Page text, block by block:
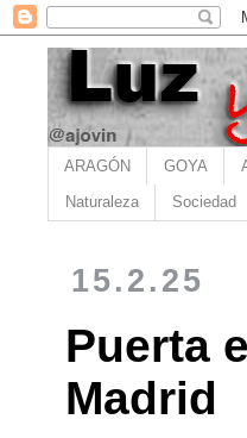
ARAGÓN GOYA
Naturaleza Sociedad
15.2.25
Puerta
Madrid